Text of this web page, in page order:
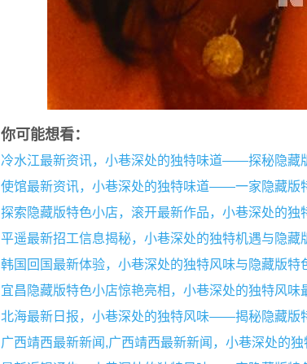
你可能想看：
冷水江最新资讯，小巷深处的独特味道——探秘隐藏
使馆最新资讯，小巷深处的独特味道——一家隐藏版
探索隐藏版特色小店，滚开最新作品，小巷深处的独
平遥最新招工信息揭秘，小巷深处的独特机遇与隐藏
韩国回国最新体验，小巷深处的独特风味与隐藏版特
宜昌隐藏版特色小店惊艳亮相，小巷深处的独特风味
北海最新日报，小巷深处的独特风味——揭秘隐藏版
广西靖西最新新闻,广西靖西最新新闻，小巷深处的